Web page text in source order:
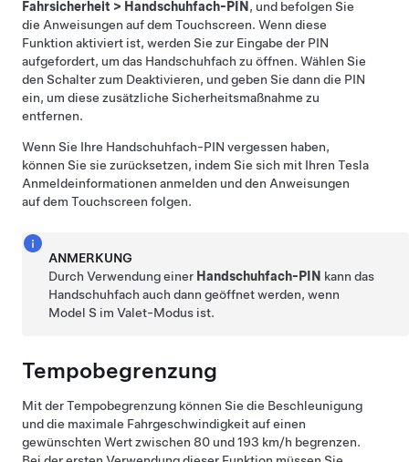
Fahrsicherheit > Handschuhfach-PIN , und befolgen Sie
die Anweisungen auf dem Touchscreen. Wenn diese
Funktion aktiviert ist, werden Sie zur Eingabe der PIN
aufgefordert, um das Handschuhfach zu öffnen. Wählen Sie
den Schalter zum Deaktivieren, und geben Sie dann die PIN
ein, um diese zusätzliche Sicherheitsmaßnahme zu
entfernen.
Wenn Sie Ihre Handschuhfach-PIN vergessen haben,
können Sie sie zurücksetzen, indem Sie sich mit Ihren Tesla
Anmeldeinformationen anmelden und den Anweisungen
auf dem Touchscreen folgen.
ANMERKUNG
Durch Verwendung einer Handschuhfach-PIN kann das
Handschuhfach auch dann geöffnet werden, wenn
Model S im Valet-Modus ist.
Tempobegrenzung
Mit der Tempobegrenzung können Sie die Beschleunigung
und die maximale Fahrgeschwindigkeit auf einen
gewünschten Wert zwischen 80 und 193 km/h begrenzen.